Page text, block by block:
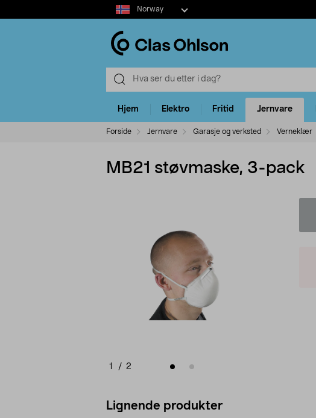
Select
market
Norway
Hjem Elektro Fritid Jernvare
Forside Jernvare Garasje og verksted Verneklær
MB21 støvmaske, 3-pack
1 / 2
Lignende produkter